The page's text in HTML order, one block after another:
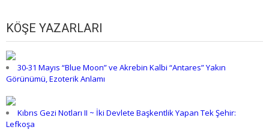
KÖŞE YAZARLARI
30-31 Mayıs “Blue Moon” ve Akrebin Kalbi “Antares” Yakın
Görünümü, Ezoterik Anlamı
Kıbrıs Gezi Notları II ~ İki Devlete Başkentlik Yapan Tek Şehir:
Lefkoşa